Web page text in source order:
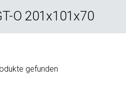
O 201x101x70
gefunden